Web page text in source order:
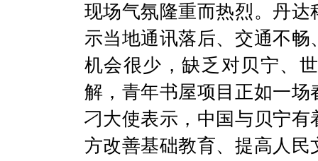
现场气氛隆重而热烈。丹
示当地通讯落后、交通不
机会很少，缺乏对贝宁、
解，青年书屋项目正如一
刁大使表示，中国与贝宁
方改善基础教育、提高人